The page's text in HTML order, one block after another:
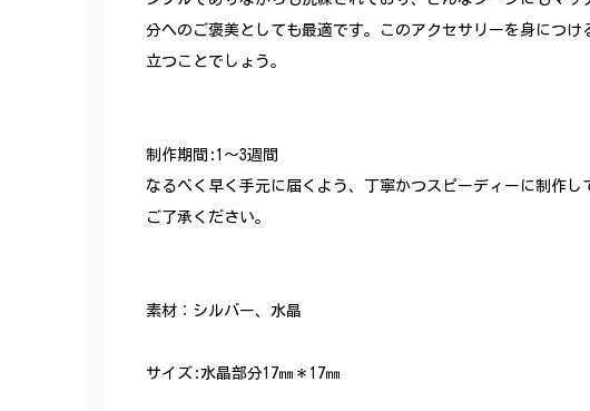
分へのご褒美としても最適です。このアクセサリーを身につ
立つことでしょう。
制作期間:1〜3週間
なるべく早く手元に届くよう、丁寧かつスピーディーに制作し
ご了承ください。
素材：シルバー、水晶
サイズ:水晶部分17㎜＊17㎜